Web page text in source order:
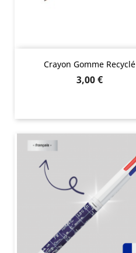
Crayon Gomme Recyclé
Prix
3,00 €